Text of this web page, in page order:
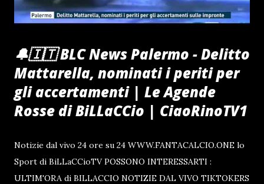
🔔🇮🇹 BLC News Palermo - Delitto
Mattarella, nominati i periti per
gli accertamenti | Le Agende
Rosse di BiLLaCCio | CiaoRinoTV1
Notizie dal vivo 24 ore su 24 WWW.FANTACALCIO.ONE lo
Sport di BiLLaCCioTV POSSONO INTERESSARTI :
ULTIM'ORA di BILLACCIO NOTIZIE DAL VIVO TIKTOKERS